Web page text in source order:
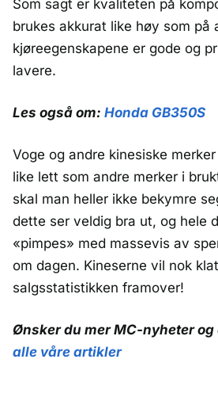
Som sagt er kvaliteten på
brukes akkurat like høy som på
kjøreegenskapene er gode og
lavere.
Les også om: Honda GB350S
Voge og andre kinesiske
like lett som andre merker i
skal man heller ikke bekymre
dette ser veldig bra ut, og hele
«pimpes» med massevis av
om dagen. Kineserne vil nok
salgsstatistikken framover!
Ønsker du mer MC-nyheter
alle våre artikler